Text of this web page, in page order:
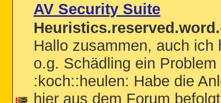
AV Security Suite
Hallo zusammen, auch ich
o.g. Schädling ein Problem
:koch::heulen: Habe die
hier aus dem Forum